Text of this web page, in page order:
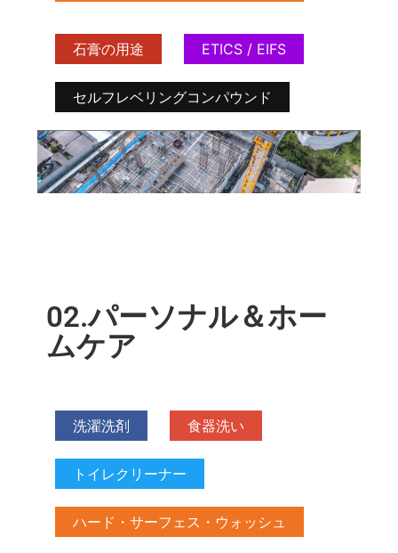
石膏の用途 ETICS / EIFS
セルフレベリングコンパウンド
02.パーソナル＆ホー
ムケア
洗濯洗剤 食器洗い
トイレクリーナー
ハード・サーフェス・ウォッシュ